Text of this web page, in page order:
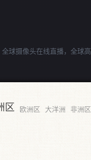
球摄像头在线直播，全球
区 欧洲区 大洋洲 非洲区